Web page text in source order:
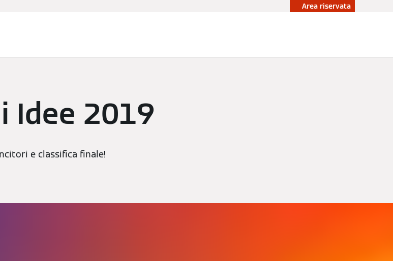
Area riservata
Idee 2019
e classifica finale!